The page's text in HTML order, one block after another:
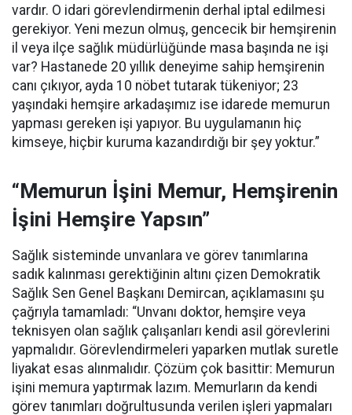
vardır. O idari görevlendirmenin derhal iptal edilmesi
gerekiyor. Yeni mezun olmuş, gencecik bir hemşirenin
il veya ilçe sağlık müdürlüğünde masa başında ne işi
var? Hastanede 20 yıllık deneyime sahip hemşirenin
canı çıkıyor, ayda 10 nöbet tutarak tükeniyor; 23
yaşındaki hemşire arkadaşımız ise idarede memurun
yapması gereken işi yapıyor. Bu uygulamanın hiç
kimseye, hiçbir kuruma kazandırdığı bir şey yoktur.”
“Memurun İşini Memur, Hemşirenin
İşini Hemşire Yapsın”
Sağlık sisteminde unvanlara ve görev tanımlarına
sadık kalınması gerektiğinin altını çizen Demokratik
Sağlık Sen Genel Başkanı Demircan, açıklamasını şu
çağrıyla tamamladı: “Unvanı doktor, hemşire veya
teknisyen olan sağlık çalışanları kendi asil görevlerini
yapmalıdır. Görevlendirmeleri yaparken mutlak suretle
liyakat esas alınmalıdır. Çözüm çok basittir: Memurun
işini memura yaptırmak lazım. Memurların da kendi
görev tanımları doğrultusunda verilen işleri yapmaları